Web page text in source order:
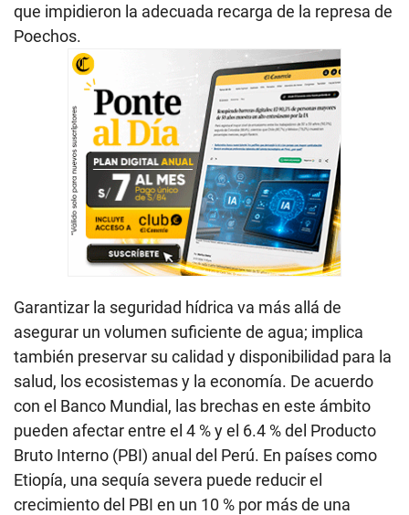
que impidieron la adecuada recarga de la represa de
Poechos.
Garantizar la seguridad hídrica va más allá de
asegurar un volumen suficiente de agua; implica
también preservar su calidad y disponibilidad para la
salud, los ecosistemas y la economía. De acuerdo
con el Banco Mundial, las brechas en este ámbito
pueden afectar entre el 4 % y el 6.4 % del Producto
Bruto Interno (PBI) anual del Perú. En países como
Etiopía, una sequía severa puede reducir el
crecimiento del PBI en un 10 % por más de una